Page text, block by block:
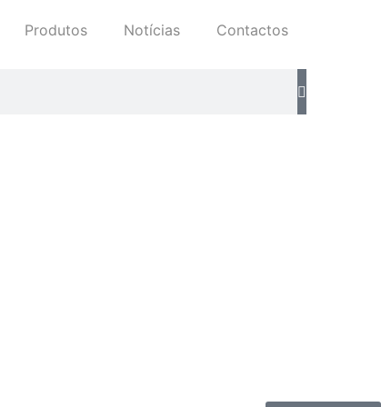
Produtos Notícias Contactos